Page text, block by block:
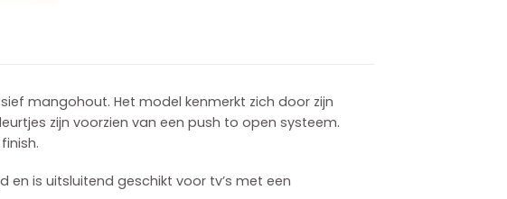
mangohout. Het model kenmerkt zich door zijn
zijn voorzien van een push to open systeem.
is uitsluitend geschikt voor tv’s met een